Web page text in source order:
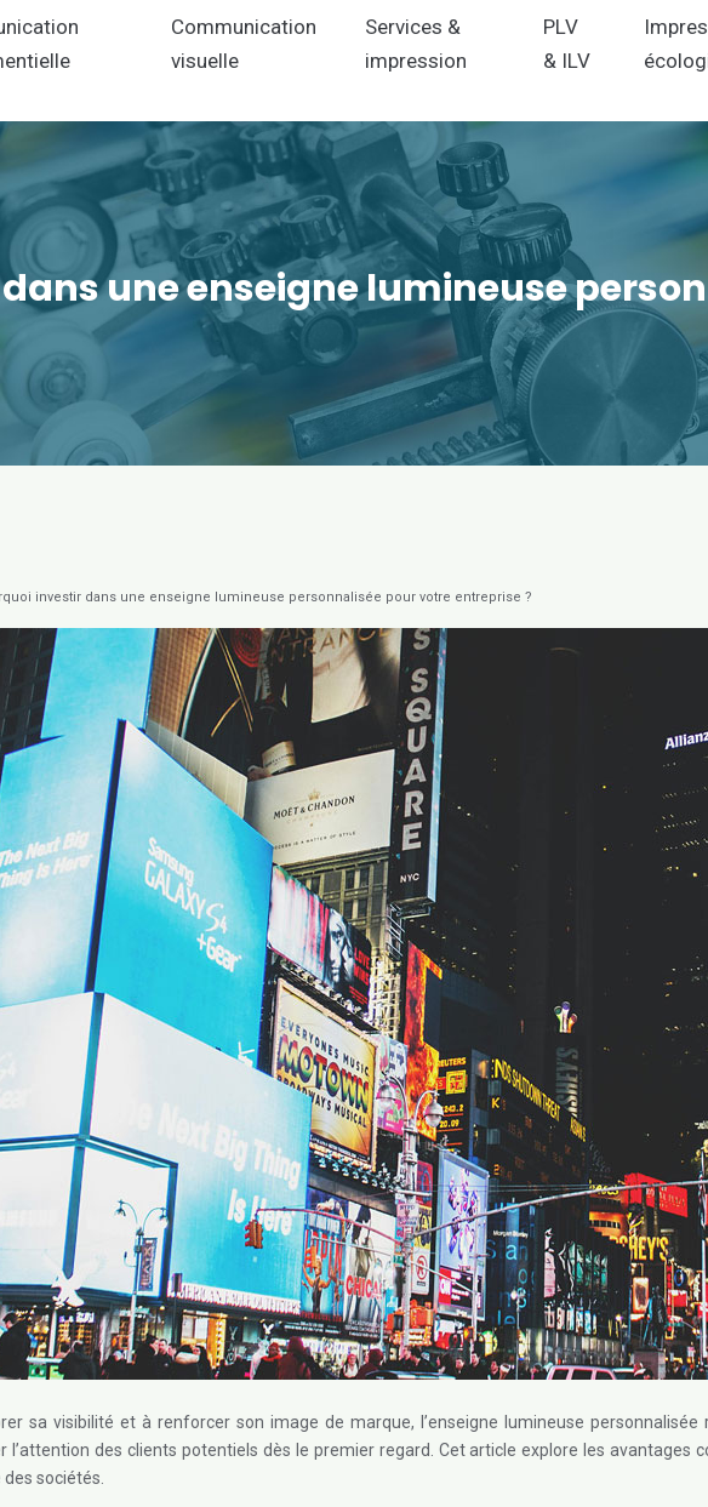
Communication
visuelle
Services &
impression
PLV
& ILV
une enseigne lumineuse
investir dans une enseigne lumineuse personnalisée pour votre entreprise ?
sa visibilité et à renforcer son image de marque, l’enseigne lumineuse
l’attention des clients potentiels dès le premier regard. Cet article explore les
sociétés.